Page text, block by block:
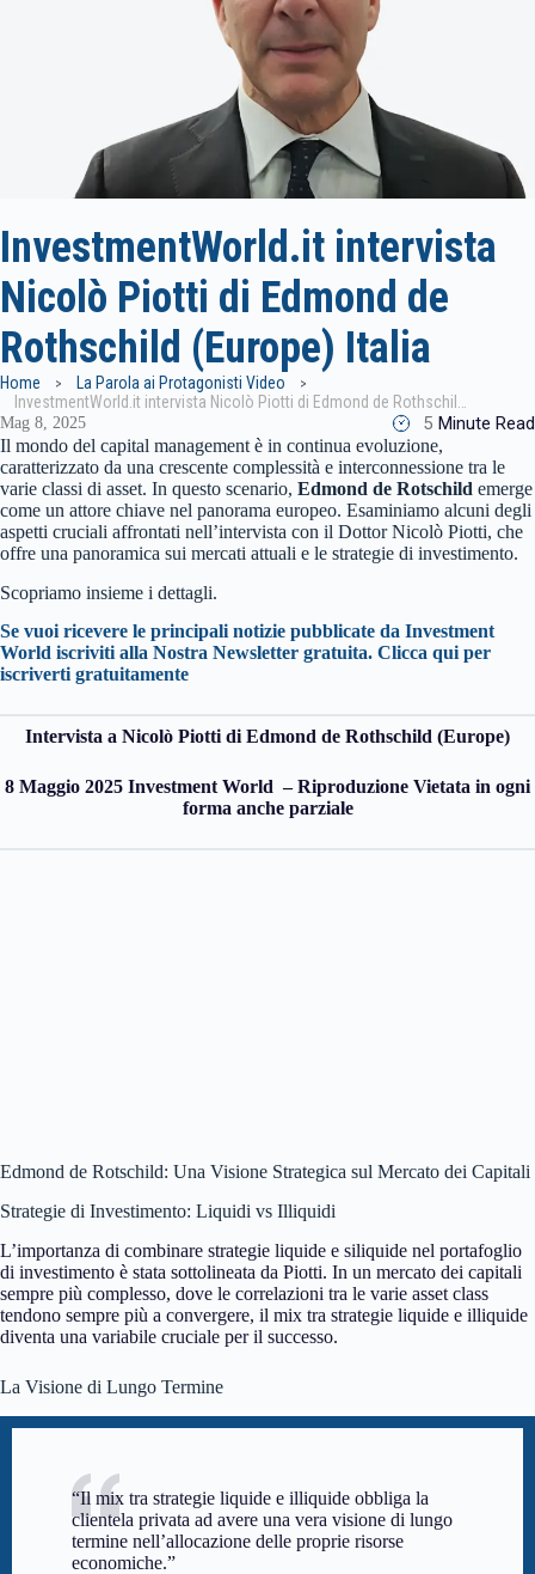
InvestmentWorld.it intervista
Nicolò Piotti di Edmond de
Rothschild (Europe) Italia
Home
La Parola ai Protagonisti Video
Mag 8, 2025 5 Minute Read
Il mondo del capital management è in continua evoluzione,
caratterizzato da una crescente complessità e interconnessione tra le
varie classi di asset. In questo scenario, Edmond de Rotschild emerge
come un attore chiave nel panorama europeo. Esaminiamo alcuni degli
aspetti cruciali affrontati nell’intervista con il Dottor Nicolò Piotti, che
offre una panoramica sui mercati attuali e le strategie di investimento.
Scopriamo insieme i dettagli.
Se vuoi ricevere le principali notizie pubblicate da Investment
World iscriviti alla Nostra Newsletter gratuita. Clicca qui per
iscriverti gratuitamente
Intervista a Nicolò Piotti di Edmond de Rothschild (Europe)
8 Maggio 2025 Investment World – Riproduzione Vietata in ogni
forma anche parziale
Edmond de Rotschild: Una Visione Strategica sul Mercato dei Capitali
Strategie di Investimento: Liquidi vs Illiquidi
L’importanza di combinare strategie liquide e siliquide nel portafoglio
di investimento è stata sottolineata da Piotti. In un mercato dei capitali
sempre più complesso, dove le correlazioni tra le varie asset class
tendono sempre più a convergere, il mix tra strategie liquide e illiquide
diventa una variabile cruciale per il successo.
La Visione di Lungo Termine
“Il mix tra strategie liquide e illiquide obbliga la
clientela privata ad avere una vera visione di lungo
termine nell’allocazione delle proprie risorse
economiche.”